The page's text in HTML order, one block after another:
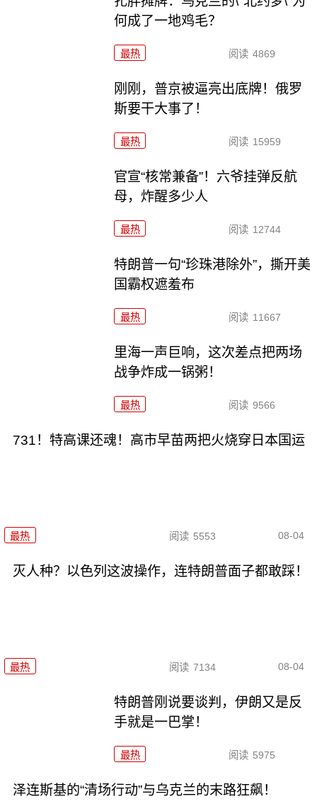
何成了一地鸡毛？
最热 阅读 4869
刚刚，普京被逼亮出底牌！俄罗
斯要干大事了！
最热 阅读 15959
官宣“核常兼备”！六爷挂弹反航
母，炸醒多少人
最热 阅读 12744
特朗普一句“珍珠港除外”，撕开美
国霸权遮羞布
最热 阅读 11667
里海一声巨响，这次差点把两场
战争炸成一锅粥！
最热 阅读 9566
731！特高课还魂！高市早苗两把火烧穿日本国运
最热 阅读 5553 08-04
灭人种？以色列这波操作，连特朗普面子都敢踩！
最热 阅读 7134 08-04
特朗普刚说要谈判，伊朗又是反
手就是一巴掌！
最热 阅读 5975
泽连斯基的“清场行动”与乌克兰的末路狂飙！